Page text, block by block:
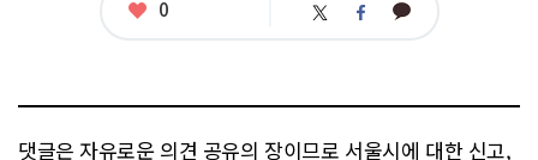
좋
0 트 페 카
댓글은 자유로운 의견 공유의 장이므로 서울시에 대한 신고,